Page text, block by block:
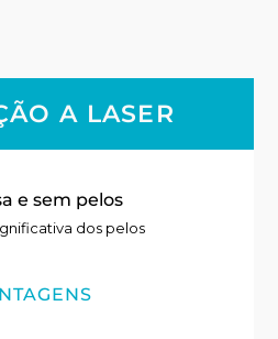
A LASER
e sem pelos
dos pelos